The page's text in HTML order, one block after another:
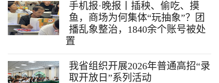
手机报·晚报丨插秧、偷吃、摸
鱼，商场为何集体“玩抽象”？团
播乱象整治，1840余个账号被处
置
我省组织开展2026年普通高招“录
取开放日”系列活动